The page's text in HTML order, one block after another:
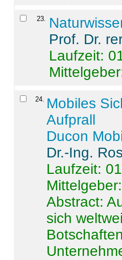
23.
Prof. Dr.
Laufzeit:
24. Mobiles
Aufprall
Ducon
Dr.-Ing.
Laufzeit:
Abstract:
sich